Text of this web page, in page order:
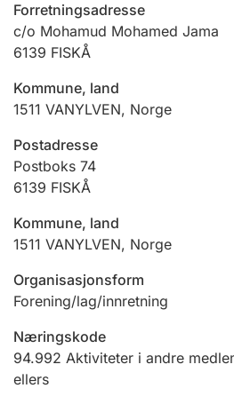
Jeger
Betaling og jegeravgiftskort
Ektepaktveileder
Offentlig sektor
Andre tema
Forretningsadresse
c/o Mohamud Mohamed Jama
6139 FISKÅ
Kommune, land
1511 VANYLVEN, Norge
Postadresse
Postboks 74
6139 FISKÅ
Kommune, land
1511 VANYLVEN, Norge
Organisasjonsform
Forening/lag/innretning
Næringskode
94.992 Aktiviteter i andre
ellers